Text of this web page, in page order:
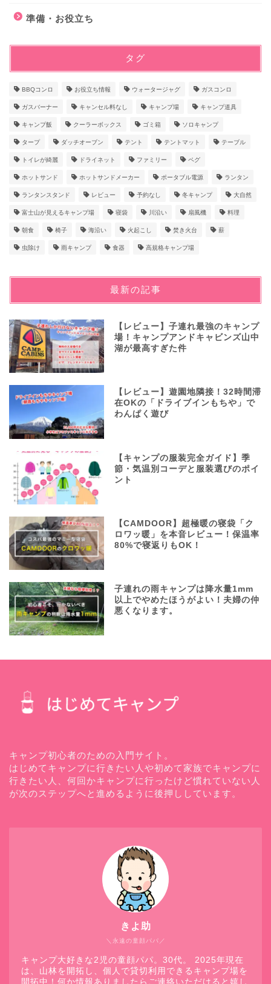
準備・お役立ち
タグ
BBQコンロ お役立ち情報 ウォータージャグ ガスコンロ
ガスバーナー キャンセル料なし キャンプ場 キャンプ道具
キャンプ飯 クーラーボックス ゴミ箱 ソロキャンプ
タープ ダッチオーブン テント テントマット テーブル
トイレが綺麗 ドライネット ファミリー ペグ
ホットサンド ホットサンドメーカー ポータブル電源 ランタン
ランタンスタンド レビュー 予約なし 冬キャンプ 大自然
富士山が見えるキャンプ場 寝袋 川沿い 扇風機 料理
朝食 椅子 海沿い 火起こし 焚き火台 薪
虫除け 雨キャンプ 食器 高規格キャンプ場
最新の記事
【レビュー】子連れ最強のキャンプ
場！キャンプアンドキャビンズ山中
湖が最高すぎた件
【レビュー】遊園地隣接！32時間滞
在OKの「ドライブインもちや」で
わんぱく遊び
【キャンプの服装完全ガイド】季
節・気温別コーデと服装選びのポイ
ント
【CAMDOOR】超極暖の寝袋「ク
ロワッ暖」を本音レビュー！保温率
80%で寝返りもOK！
子連れの雨キャンプは降水量1mm
以上でやめたほうがよい！夫婦の仲
悪くなります。
キャンプ初心者のための入門サイト。
はじめてキャンプに行きたい人や初めて家族でキャンプに
行きたい人、何回かキャンプに行ったけど慣れていない人
が次のステップへと進めるように後押ししています。
＼永遠の童顔パパ／
きよ助
キャンプ大好きな2児の童顔パパ。30代。 2025年現在
は、山林を開拓し、個人で貸切利用できるキャンプ場を
開拓中！何か情報ありましたらご連絡いただけると嬉し